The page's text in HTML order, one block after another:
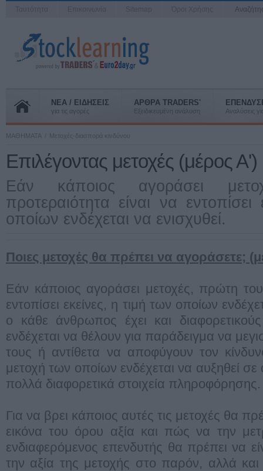
ΝΕΑ / ΕΙΔΗΣΕΙΣ
για τις αγορές
ΑΡΘΡΑ TRADERS'
Εξειδικευμένη ανάλυση Αναλύσεις
ΜΑΘΗΜΑΤΑ Μετοχές-διασπορά κινδύνου
Επιλέγοντας μετοχές (μέρος Α')
Εάν κάποιος αγοράσει
προτεραιότητα είναι να
οποίων ενδέχεται να ενισχυθεί.
Ποιες μετοχές θα πρέπει να αγοράσετε;
Εάν κάποιος αγοράσει μετοχές, πρώτη του
εντοπίσει εκείνες, η τιμή των οποίων
ο κάθε άνθρωπος έχει και
ενδέχεται να θέλουν για παράδειγμα να
τους ή αντίθετα να αποφύγουν τον
μετοχή των οποίων ενδέχεται να αυξηθεί
πολλά διαφορετικά στοιχεία πληροφόρησης.
Για να βρει κάποιος αυτές τις μετοχές θα
εικόνα του όρου αξία και πώς να την
ενδιαφερόμενος επενδυτής θα πρέπει να
την αξία της μετοχής στο παρόν, αλλά